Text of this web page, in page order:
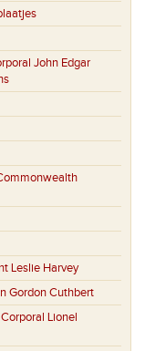
John Edgar
Leslie Harvey
Gordon Cuthbert
Lionel